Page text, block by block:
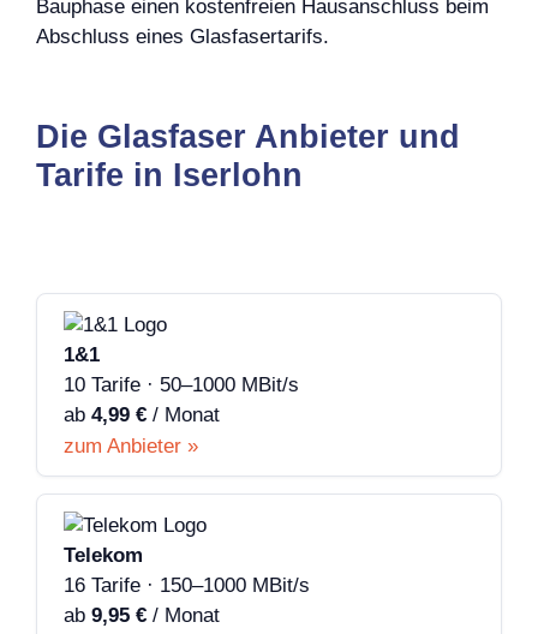
Bauphase einen kostenfreien Hausanschluss beim
Abschluss eines Glasfasertarifs.
Die Glasfaser Anbieter und
Tarife in Iserlohn
1&1
10 Tarife · 50–1000 MBit/s
ab 4,99 € / Monat
zum Anbieter »
Telekom
16 Tarife · 150–1000 MBit/s
ab 9,95 € / Monat